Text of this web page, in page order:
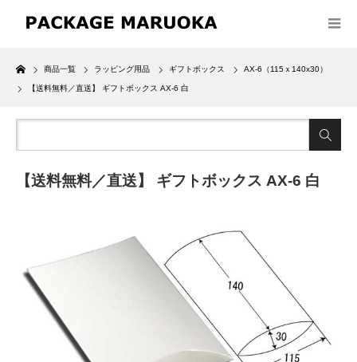
Home
商品一覧 ラッピング用品 ギフトボックス AX-6（115ｘ140x30）
【送料無料／直送】 ギフトボックス AX-6 白
【送料無料／直送】 ギフトボックス AX-6 白